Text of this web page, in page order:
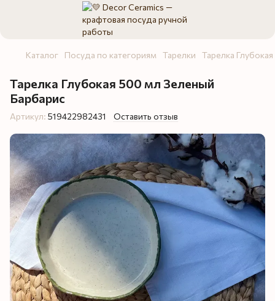
Каталог Посуда по категориям Тарелки Тарелка
Тарелка Глубокая 500 мл Зеленый
Барбарис
Артикул: 519422982431 Оставить отзыв